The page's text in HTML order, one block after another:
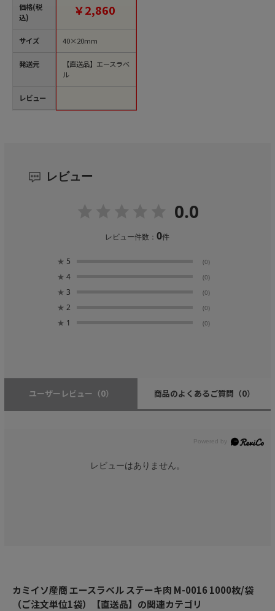
価格(税
込)
サイズ
発送元
レビュー
￥2,860
40×20mm
【直送品】エースラベ
ル
レビュー
0.0
レビュー件数：0件
★ 5 (0)
★ 4 (0)
★ 3 (0)
★ 2 (0)
★ 1 (0)
ユーザーレビュー （0） 商品のよくあるご質問 （0）
レビューはありません。
カミイソ産商 エースラベル ステーキ肉 M-0016 1000枚/袋
（ご注文単位1袋）【直送品】の関連カテゴリ